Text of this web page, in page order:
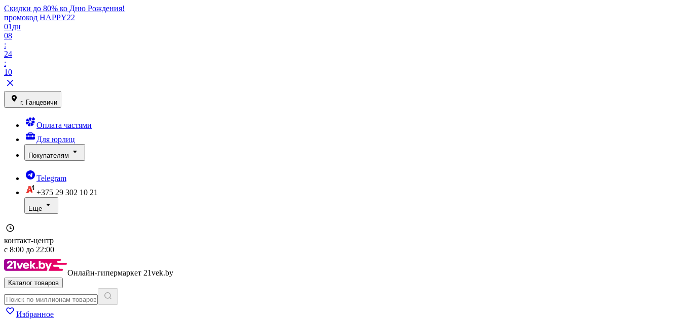
Скидки до 80% ко Дню Рождения!
промокод HAPPY22
01 дн
08
:
24
:
10
г. Ганцевичи
Оплата частями
Для юрлиц
Покупателям
Telegram
+375 29 302 10 21
Еще
контакт-центр
с 8:00 до 22:00
Онлайн-гипермаркет 21vek.by
Каталог товаров
Избранное